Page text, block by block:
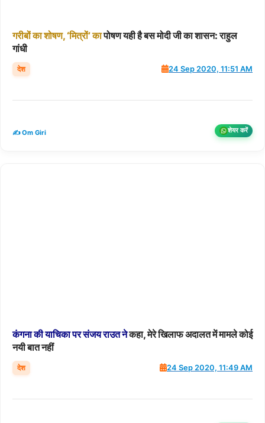
गरीबोंकाशोषण, ‘मित्रों’कापोषण यही है बस मोदी जी का शासन: राहुल
गांधी
देश 24 Sep 2020, 11:51 AM
✍️ Om Giri शेयर करें
कंगनाकीयाचिकापरसंजयराउतनेकहा, मेरे खिलाफ अदालत में मामले कोई
नयी बात नहीं
देश 24 Sep 2020, 11:49 AM